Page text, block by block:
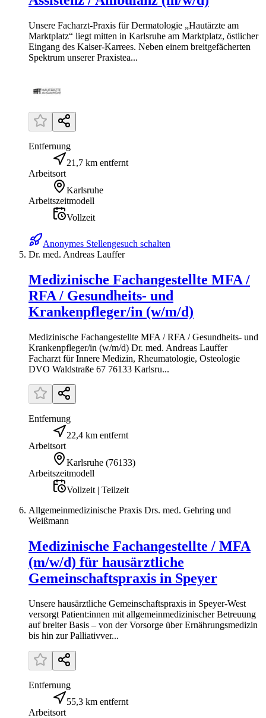
Unsere Facharzt-Praxis für Dermatologie „Hautärzte am
Marktplatz“ liegt mitten in Karlsruhe am Marktplatz, östlicher
Eingang des Kaiser-Karrees. Neben einem breitgefächerten
Spektrum unserer Praxistea...
Entfernung
21,7 km entfernt
Arbeitsort
Karlsruhe
Arbeitszeitmodell
Vollzeit
Anonymes Stellengesuch schalten
Dr. med. Andreas Lauffer
Medizinische Fachangestellte MFA /
RFA / Gesundheits- und
Krankenpfleger/in (w/m/d)
Medizinische Fachangestellte MFA / RFA / Gesundheits- und
Krankenpfleger/in (w/m/d) Dr. med. Andreas Lauffer
Facharzt für Innere Medizin, Rheumatologie, Osteologie
DVO Waldstraße 67 76133 Karlsru...
Entfernung
22,4 km entfernt
Arbeitsort
Karlsruhe (76133)
Arbeitszeitmodell
Vollzeit | Teilzeit
Allgemeinmedizinische Praxis Drs. med. Gehring und
Weißmann
Medizinische Fachangestellte / MFA
(m/w/d) für hausärztliche
Gemeinschaftspraxis in Speyer
Unsere hausärztliche Gemeinschaftspraxis in Speyer-West
versorgt Patient:innen mit allgemeinmedizinischer Betreuung
auf breiter Basis – von der Vorsorge über Ernährungsmedizin
bis hin zur Palliativver...
Entfernung
55,3 km entfernt
Arbeitsort